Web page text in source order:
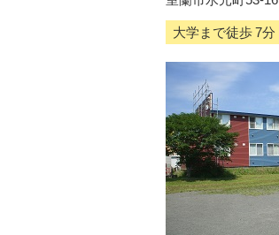
大学まで徒歩 7分